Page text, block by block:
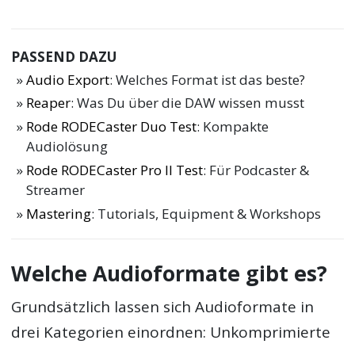
PASSEND DAZU
Audio Export: Welches Format ist das beste?
Reaper: Was Du über die DAW wissen musst
Rode RODECaster Duo Test: Kompakte
Audiolösung
Rode RODECaster Pro II Test: Für Podcaster &
Streamer
Mastering: Tutorials, Equipment & Workshops
Welche Audioformate gibt es?
Grundsätzlich lassen sich Audioformate in
drei Kategorien einordnen: Unkomprimierte